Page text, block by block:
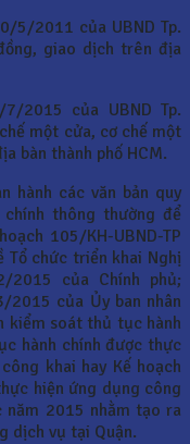
5/2011 của UBND Tp.
giao dịch trên địa
2015 của UBND Tp.
một cửa, cơ chế một
bàn thành phố HCM.
hành các văn bản quy
thông thường để
105/KH-UBND-TP
Tổ chức triển khai Nghị
2015 của Chính phủ;
2015 của Ủy ban nhân
kiểm soát thủ tục hành
hành chính được thực
khai hay Kế hoạch
hiện ứng dụng công
2015 nhằm tạo ra
dịch vụ tại Quận.